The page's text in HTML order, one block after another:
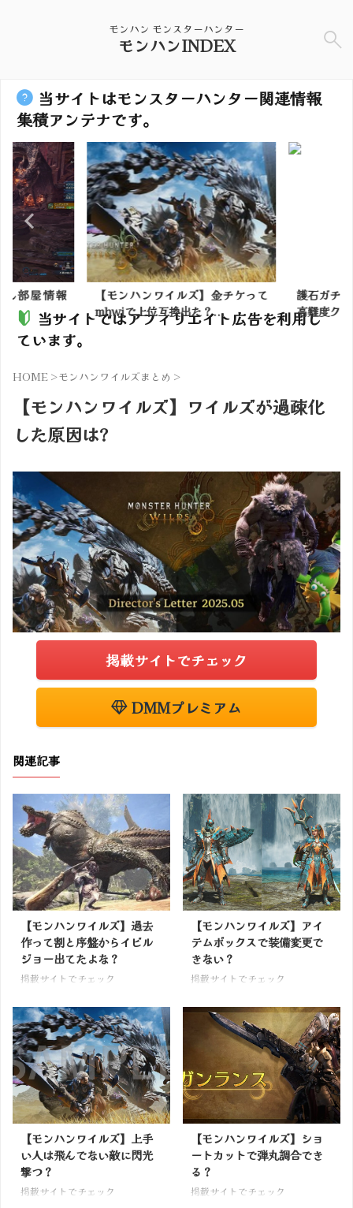
モンハン モンスターハンター
モンハンINDEX
当サイトはモンスターハンター関連情報
集積アンテナです。
部屋情報
【モンハンワイルズ】金チケって
mhwiで上位互換出た？...
護石ガチ
高難度ク
当サイトではアフィリエイト広告を利用し
ています。
HOME >モンハンワイルズまとめ >
【モンハンワイルズ】ワイルズが過疎化
した原因は?
掲載サイトでチェック
DMMプレミアム
関連記事
【モンハンワイルズ】過去
作って割と序盤からイビル
ジョー出てたよな？
掲載サイトでチェック
【モンハンワイルズ】アイ
テムボックスで装備変更で
きない？
掲載サイトでチェック
【モンハンワイルズ】上手
い人は飛んでない敵に閃光
撃つ？
掲載サイトでチェック
【モンハンワイルズ】ショ
ートカットで弾丸調合でき
る？
掲載サイトでチェック